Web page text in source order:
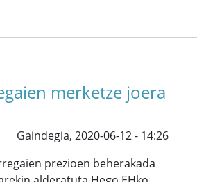
merketze joera
Gaindegia, 2020-06-12 - 14:26
prezioen beherakada